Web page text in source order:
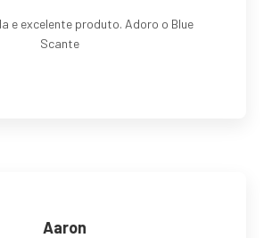
e excelente produto. Adoro o Blue
Scante
Aaron